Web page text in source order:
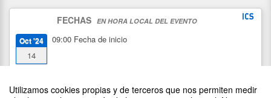
Utilizamos cookies propias y de terceros que nos permiten medir
FECHAS EN HORA LOCAL DEL EVENTO
Oct '24
14
09:00 Fecha de inicio
18